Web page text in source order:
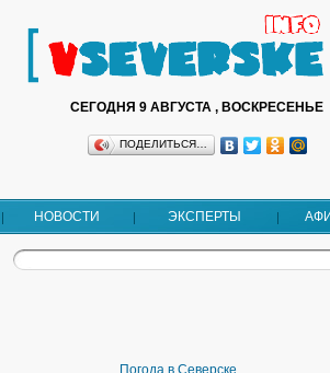
СЕГОДНЯ 9 АВГУСТА , ВОСКРЕСЕНЬЕ
ПОДЕЛИТЬСЯ…
НОВОСТИ ЭКСПЕРТЫ
Погода в Северске